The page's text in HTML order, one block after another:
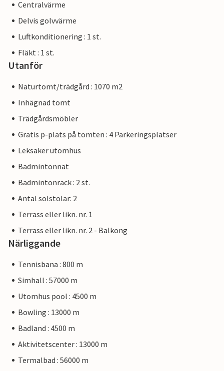
Centralvärme
Delvis golvvärme
Luftkonditionering : 1 st.
Fläkt : 1 st.
Utanför
Naturtomt/trädgård : 1070 m2
Inhägnad tomt
Trädgårdsmöbler
Gratis p-plats på tomten : 4 Parkeringsplatser
Leksaker utomhus
Badmintonnät
Badmintonrack : 2 st.
Antal solstolar: 2
Terrass eller likn. nr. 1
Terrass eller likn. nr. 2 - Balkong
Närliggande
Tennisbana : 800 m
Simhall : 57000 m
Utomhus pool : 4500 m
Bowling : 13000 m
Badland : 4500 m
Aktivitetscenter : 13000 m
Termalbad : 56000 m